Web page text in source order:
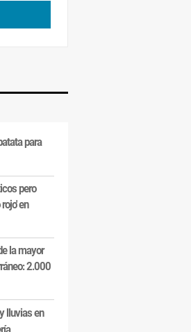
para
pero
en
la mayor
2.000
lluvias en